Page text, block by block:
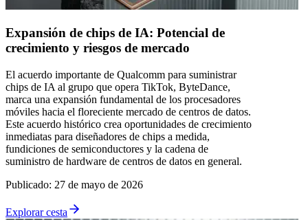
Expansión de chips de IA: Potencial de
crecimiento y riesgos de mercado
El acuerdo importante de Qualcomm para suministrar
chips de IA al grupo que opera TikTok, ByteDance,
marca una expansión fundamental de los procesadores
móviles hacia el floreciente mercado de centros de datos.
Este acuerdo histórico crea oportunidades de crecimiento
inmediatas para diseñadores de chips a medida,
fundiciones de semiconductores y la cadena de
suministro de hardware de centros de datos en general.
Publicado: 27 de mayo de 2026
Explorar cesta